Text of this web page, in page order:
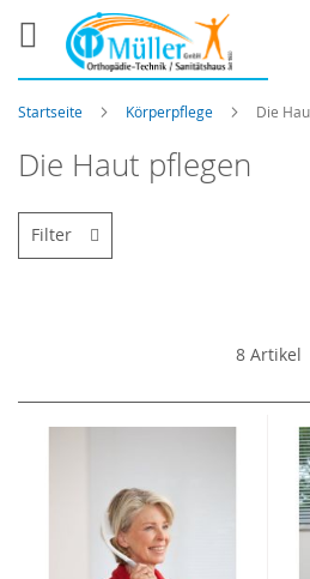
Startseite Körperpflege Die
Die Haut pflegen
8Artikel
Filter